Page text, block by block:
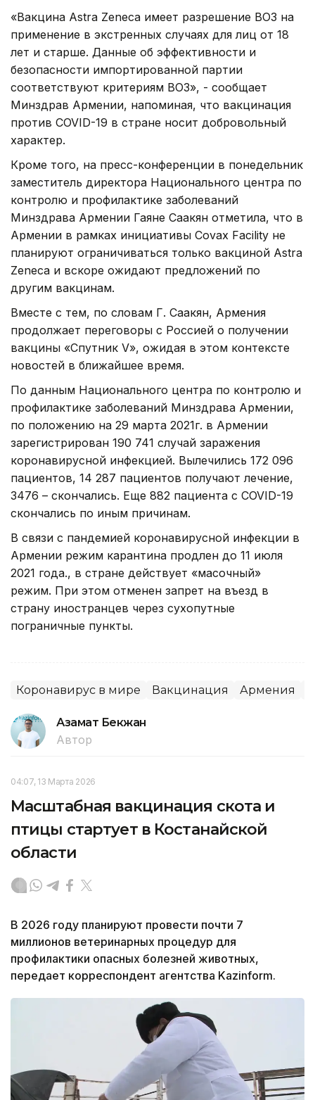
«Вакцина Astra Zeneca имеет разрешение ВОЗ на
применение в экстренных случаях для лиц от 18
лет и старше. Данные об эффективности и
безопасности импортированной партии
соответствуют критериям ВОЗ», - сообщает
Минздрав Армении, напоминая, что вакцинация
против COVID-19 в стране носит добровольный
характер.
Кроме того, на пресс-конференции в понедельник
заместитель директора Национального центра по
контролю и профилактике заболеваний
Минздрава Армении Гаяне Саакян отметила, что в
Армении в рамках инициативы Covax Facility не
планируют ограничиваться только вакциной Astra
Zeneca и вскоре ожидают предложений по
другим вакцинам.
Вместе с тем, по словам Г. Саакян, Армения
продолжает переговоры с Россией о получении
вакцины «Спутник V», ожидая в этом контексте
новостей в ближайшее время.
По данным Национального центра по контролю и
профилактике заболеваний Минздрава Армении,
по положению на 29 марта 2021г. в Армении
зарегистрирован 190 741 случай заражения
коронавирусной инфекцией. Вылечились 172 096
пациентов, 14 287 пациентов получают лечение,
3476 – скончались. Еще 882 пациента с COVID-19
скончались по иным причинам.
В связи с пандемией коронавирусной инфекции в
Армении режим карантина продлен до 11 июля
2021 года., в стране действует «масочный»
режим. При этом отменен запрет на въезд в
страну иностранцев через сухопутные
пограничные пункты.
Коронавирус в мире Вакцинация Армения
Азамат Бекжан
Автор
04:07, 13 Марта 2026
Масштабная вакцинация скота и
птицы стартует в Костанайской
области
В 2026 году планируют провести почти 7
миллионов ветеринарных процедур для
профилактики опасных болезней животных,
передает корреспондент агентства Kazinform.